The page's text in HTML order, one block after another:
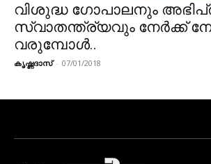
വിശുദ്ധ ഗോപാലനും
സ്വാതന്ത്ര്യവും നേർക്ക്
വരുമ്പോൾ..
കൃഷ്ണദാസ് - 07/01/2018